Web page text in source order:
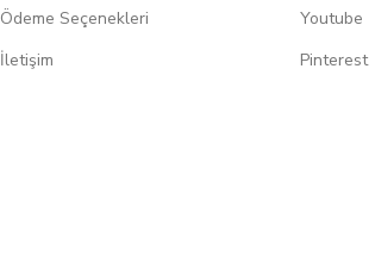
Ödeme Seçenekleri
İletişim
Youtube
Pinterest